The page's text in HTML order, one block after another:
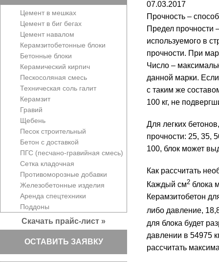
Цемент в мешках
Цемент в биг бегах
Цемент навалом
Керамзитобетонные блоки
Бетонные блоки
Керамический кирпич
Пескосоляная смесь
Техническая соль галит
Керамзит
Гравий
Щебень
Песок строительный
Бетон с доставкой
ПГС (песчано-гравийная смесь)
Сетка кладочная
Противоморозные добавки
Железобетонные изделия
Аренда спецтехники
Поддоны
Скачать прайс-лист »
ОСТАВИТЬ ЗАЯВКУ
07.03.2017
Прочность –
Предел прочности
используемого в
прочности. При
Число –
данной марки.
с таким же
100 кг, не
Для легких
прочности: 25, 35,
100, блок может
Как рассчитать
Каждый см2 блока
Керамзитобетон
либо давление,
для блока будет
давлении в 54975
рассчитать